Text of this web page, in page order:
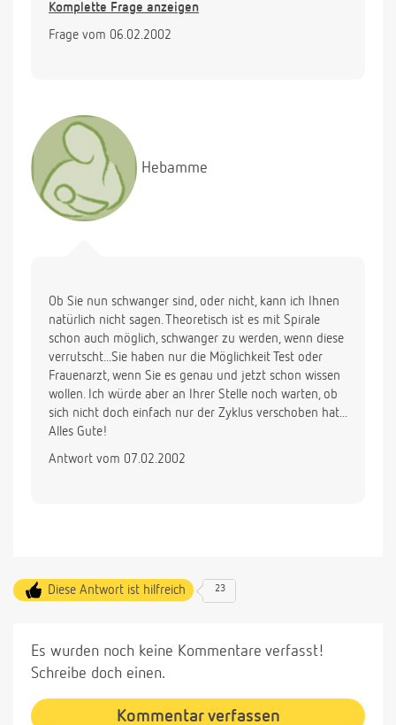
doch hoffentlich nicht schon wieder schwanger
nicht und zum Frauenarzt gehen will ich auch nicht
Komplette Frage anzeigen
Frage vom 06.02.2002
Hebamme
Ob Sie nun schwanger sind, oder nicht, kann ich Ihnen
natürlich nicht sagen. Theoretisch ist es mit Spirale
schon auch möglich, schwanger zu werden, wenn diese
verrutscht...Sie haben nur die Möglichkeit Test oder
Frauenarzt, wenn Sie es genau und jetzt schon wissen
wollen. Ich würde aber an Ihrer Stelle noch warten, ob
sich nicht doch einfach nur der Zyklus verschoben hat...
Alles Gute!
Antwort vom 07.02.2002
Diese Antwort ist hilfreich 23
Es wurden noch keine Kommentare verfasst!
Schreibe doch einen.
Kommentar verfassen